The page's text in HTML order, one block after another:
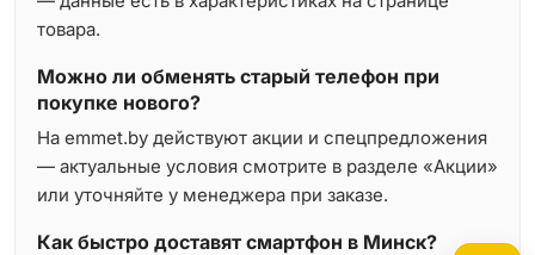
товара.
Можно ли обменять старый телефон при
покупке нового?
На emmet.by действуют акции и спецпредложения
— актуальные условия смотрите в разделе «Акции»
или уточняйте у менеджера при заказе.
Как быстро доставят смартфон в Минск?